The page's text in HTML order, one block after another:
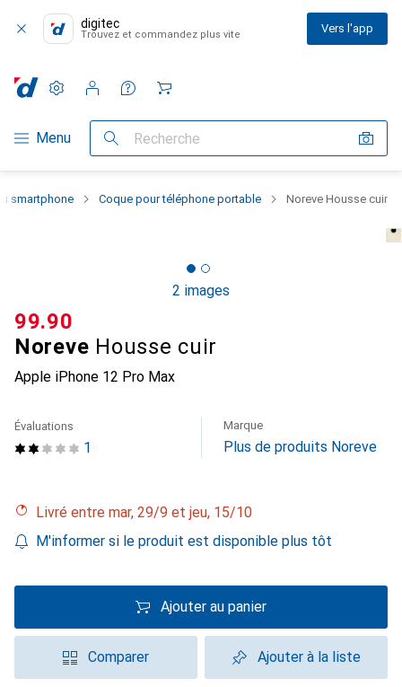
digitec
Trouvez et commandez plus vite Vers l'app
Navigation par catégorie
Menu Recherche
Paramètres
Compte client
Listes de comparaison
Listes d'envies
Panier
smartphone Coque pour téléphone portable Noreve Housse cuir
2 images
Noreve Housse cuir
Apple iPhone 12 Pro Max
CHF
99.90
1
Évaluations Marque
Plus de produits Noreve
Livré entre mar, 29/9 et jeu, 15/10
M'informer si le produit est disponible plus tôt
Ajouter au panier
Comparer Ajouter à la liste